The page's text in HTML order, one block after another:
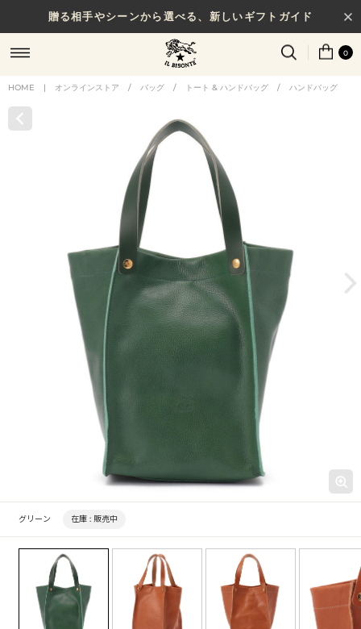
贈る相手やシーンから選べる、新しいギフトガイド
0
HOME | オンラインストア / バッグ / トート & ハンドバッグ / ハンドバッグ
グリーン 在庫 : 販売中